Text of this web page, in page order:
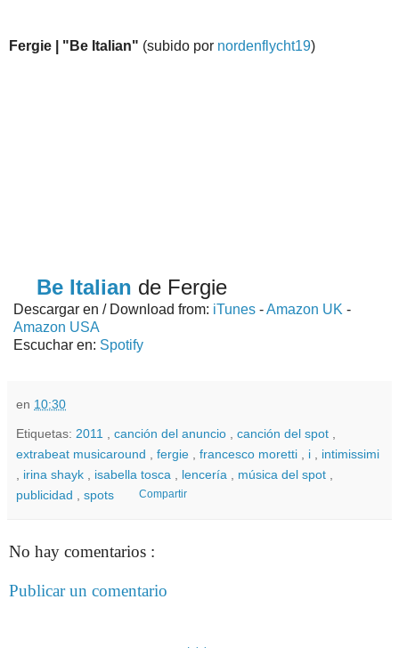
Fergie | "Be Italian" (subido por nordenflycht19)
Be Italian de Fergie
Descargar en / Download from: iTunes -Amazon UK -
Amazon USA
Escuchar en: Spotify
en 10:30
Etiquetas: 2011 , canción del anuncio , canción del spot ,
extrabeat musicaround , fergie , francesco moretti , i , intimissimi
, irina shayk , isabella tosca , lencería , música del spot ,
publicidad , spots Compartir
No hay comentarios :
Publicar un comentario